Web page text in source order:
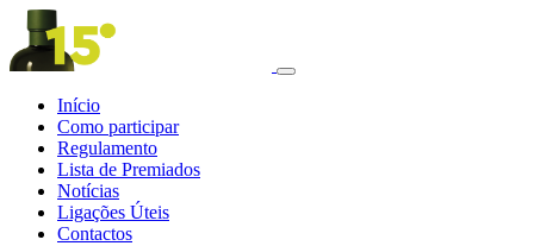
Início
Como participar
Regulamento
Lista de Premiados
Notícias
Ligações Úteis
Contactos